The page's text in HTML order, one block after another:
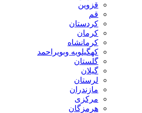
قزوین
قم
کردستان
کرمان
کرمانشاه
کهگیلویه وبویراحمد
گلستان
گیلان
لرستان
مازندران
مرکزی
هرمزگان